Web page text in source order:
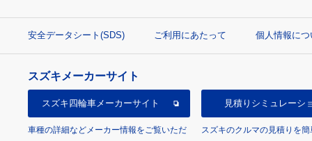
安全データシート(SDS) ご利用にあたって 個人情報につ
スズキメーカーサイト
スズキ四輪車メーカーサイト
車種の詳細などメーカー情報をご覧いただ
見積り シミュレーシ
スズキのクルマの見積りを